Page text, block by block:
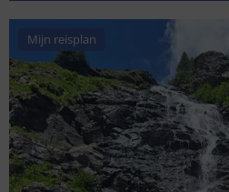
Mijn reisplan